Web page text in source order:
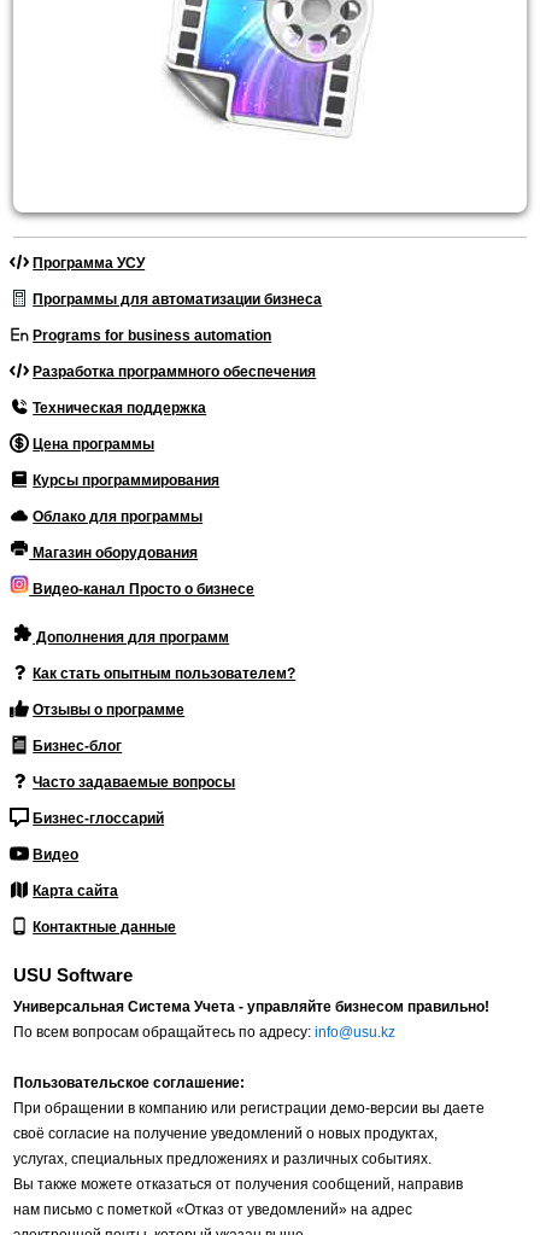
Программа УСУ
Программы для автоматизации бизнеса
Programs for business automation
Разработка программного обеспечения
Техническая поддержка
Цена программы
Курсы программирования
Облако для программы
Магазин оборудования
Видео-канал Просто о бизнесе
Дополнения для программ
Как стать опытным пользователем?
Отзывы о программе
Бизнес-блог
Часто задаваемые вопросы
Бизнес-глоссарий
Видео
Карта сайта
Контактные данные
USU Software
Универсальная Система Учета - управляйте бизнесом правильно!
По всем вопросам обращайтесь по адресу:info@usu.kz
Пользовательское соглашение:
При обращении в компанию или регистрации демо-версии вы даете
своё согласие на получение уведомлений о новых продуктах,
услугах, специальных предложениях и различных событиях.
Вы также можете отказаться от получения сообщений, направив
нам письмо с пометкой «Отказ от уведомлений» на адрес